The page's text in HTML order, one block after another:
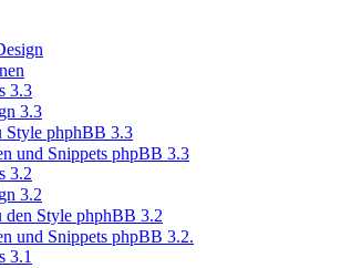
3.3
3.3
phphBB 3.3
und Snippets phpBB 3.3
3.2
3.2
Style phphBB 3.2
und Snippets phpBB 3.2.
3.1